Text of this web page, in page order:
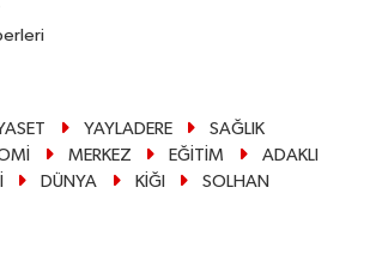
YAYLADERE
SAĞLIK
MERKEZ EĞİTİM
ADAKLI
DÜNYA KİĞI
SOLHAN